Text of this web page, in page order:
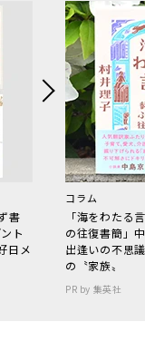
書
ト
日メ
コラム
「海をわた
の往復書簡」
出逢いの不思
の〝家族〟
PR by 集英社